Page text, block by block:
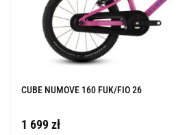
CUBE NUMOVE 160 FUK/FIO 26
1 699 zł